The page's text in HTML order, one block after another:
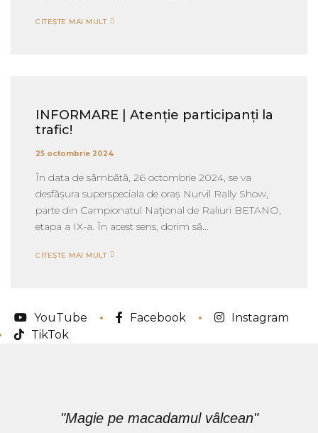
CITEȘTE MAI MULT
INFORMARE | Atenție participanți la
trafic!
25 octombrie 2024
În data de sâmbătă, 26 octombrie 2024, se va
desfășura superspeciala de oraș Nurvil Rally Show,
parte din Campionatul Național de Raliuri BETANO,
etapa a IX-a. În acest sens, dorim să...
CITEȘTE MAI MULT
YouTube Facebook
Instagram
TikTok
"Magie pe macadamul vâlcean"